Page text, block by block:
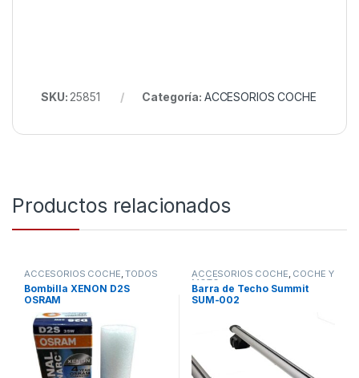
SKU: 25851 Categoría: ACCESORIOS COCHE
Productos relacionados
ACCESORIOS COCHE,TODOS
Bombilla XENON D2S
OSRAM
ACCESORIOS COCHE, COCHE Y
MOTO
Barra de Techo Summit
SUM-002